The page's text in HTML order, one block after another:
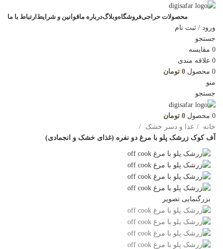
محصولات حراجیفروشگاهوبلاگدرباره ماقوانین و شرایط ارتباط با ما
ورود / ثبت نام
جستجو
0 مقایسه
0 علاقه مندی
0 محصول 0 تومان
منو
جستجو
0 محصول 0 تومان
خانه
غذا و دسر خشک
آف کوک زرشک پلو با مرغ دو نفره (غذای خشک و انجمادی)
بزرگنمایی تصویر